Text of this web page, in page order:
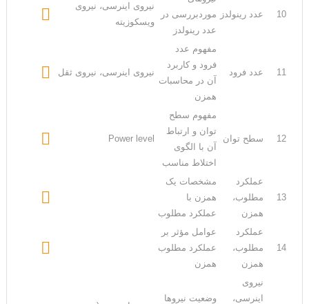
10 عدد رینولدز
موردبررسی در
عدد رینولدز
نیروی اینرسی، نیروی
ویسکوزیته

11 عدد فرود
مفهوم عدد
فرود و کاربرد
آن در محاسبات
همزن
نیروی اینرسی، نیروی ثقل 
12 سطح توان
مفهوم سطح
توان و ارتباط
آن با الگوی
اختلاط مناسب
Power level

13
عملکرد
مطلوب،
همزن
مشخصات یک
همزن با
عملکرد مطلوب

14
عملکرد
مطلوب،
همزن
عوامل مؤثر بر
عملکرد مطلوب
همزن

نیروی
اینرسی،
وضعیت نیروها